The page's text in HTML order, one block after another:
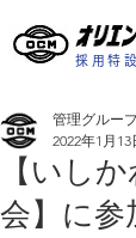
採用特
【いし
会】に参
管理グルー
2022年1月13